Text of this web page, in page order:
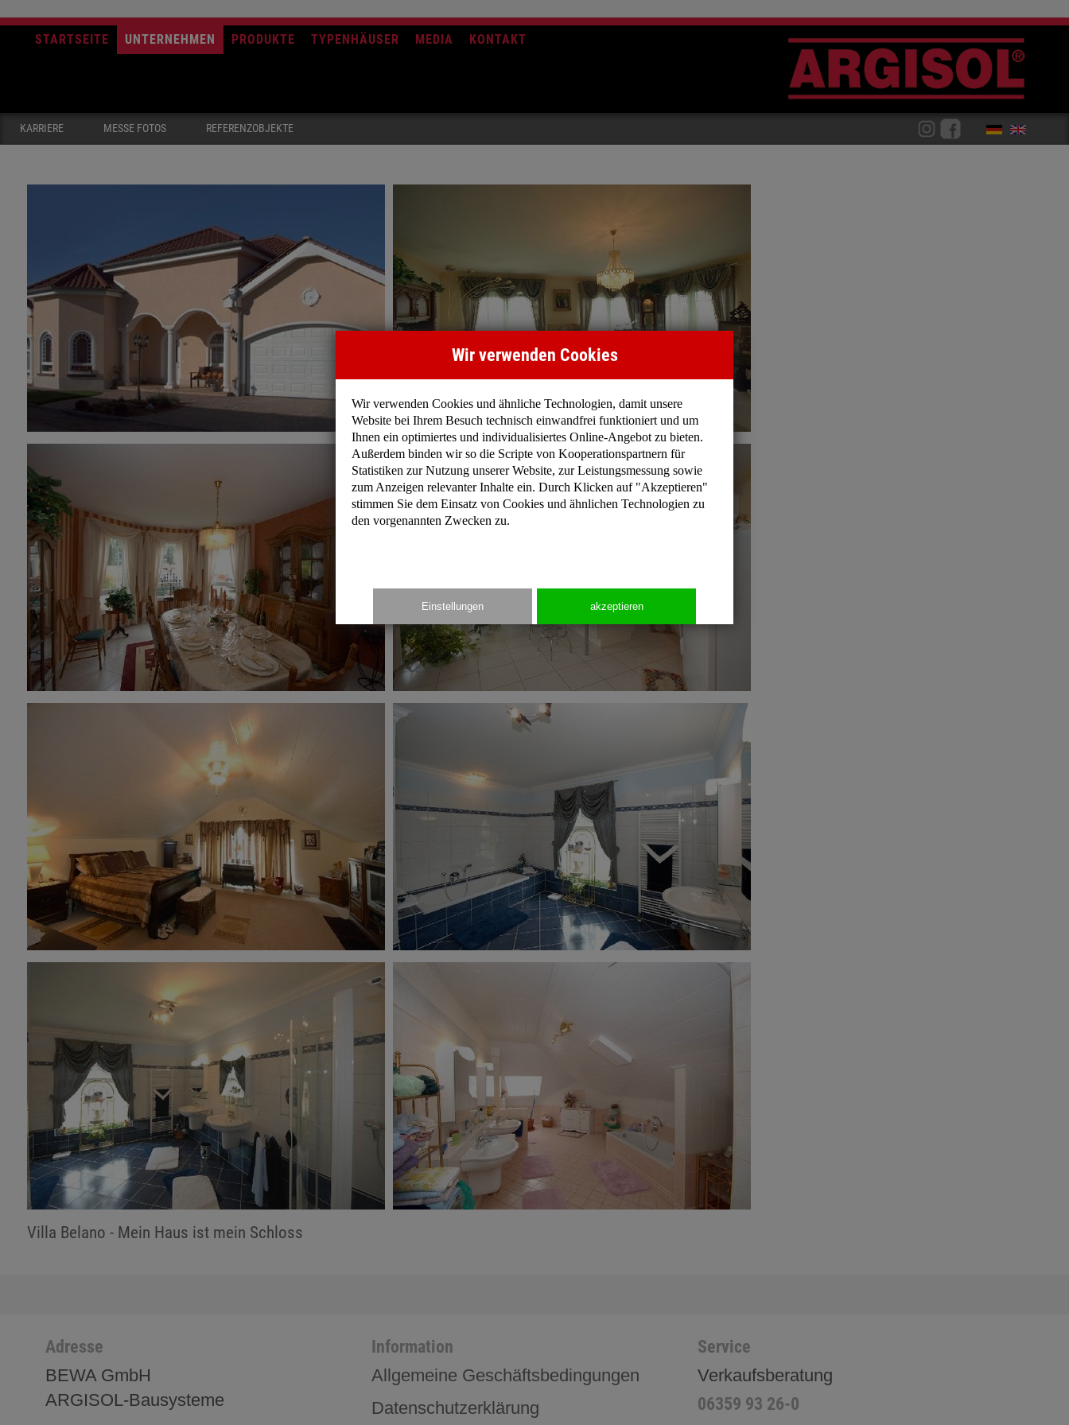
STARTSEITE UNTERNEHMEN PRODUKTE TYPENHÄUSER MEDIA KONTAKT
KARRIERE MESSE FOTOS REFERENZOBJEKTE
Villa Belano - Mein Haus ist mein Schloss
Adresse
BEWA GmbH
ARGISOL-Bausysteme
Information
Allgemeine Geschäftsbedingungen
Datenschutzerklärung
Service
Verkaufsberatung
06359 93 26-0
Wir verwenden Cookies
Wir verwenden Cookies und ähnliche Technologien, damit unsere
Website bei Ihrem Besuch technisch einwandfrei funktioniert und um
Ihnen ein optimiertes und individualisiertes Online-Angebot zu bieten.
Außerdem binden wir so die Scripte von Kooperationspartnern für
Statistiken zur Nutzung unserer Website, zur Leistungsmessung sowie
zum Anzeigen relevanter Inhalte ein. Durch Klicken auf "Akzeptieren"
stimmen Sie dem Einsatz von Cookies und ähnlichen Technologien zu
den vorgenannten Zwecken zu.
Einstellungen akzeptieren